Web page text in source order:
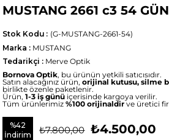
MUSTANG 2661 c3 54
(G-MUSTANG-2661-54)
Stok Kodu
Marka : MUSTANG
Tedarikçi : Merve Optik
Bornova Optik, bu ürünün yetkili satıcısıdır.
Satın alacağınız ürün,orijinal kutusu, silme
birlikte özenle paketlenir.
Ürün,1-3 iş günü içerisinde kargoya verilir.
Tüm ürünlerimiz%100 orijinaldirve üretici
%42
İndirim
₺7.800,00 ₺4.500,00